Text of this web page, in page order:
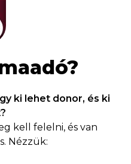
ki lehet donor, és ki
kell felelni, és van
Nézzük: